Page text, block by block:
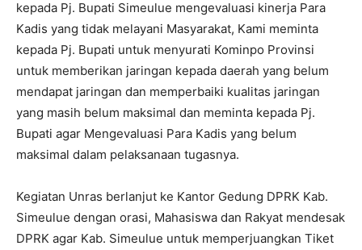
kepada Pj. Bupati Simeulue mengevaluasi kinerja Para
Kadis yang tidak melayani Masyarakat, Kami meminta
kepada Pj. Bupati untuk menyurati Kominpo Provinsi
untuk memberikan jaringan kepada daerah yang belum
mendapat jaringan dan memperbaiki kualitas jaringan
yang masih belum maksimal dan meminta kepada Pj.
Bupati agar Mengevaluasi Para Kadis yang belum
maksimal dalam pelaksanaan tugasnya.
Kegiatan Unras berlanjut ke Kantor Gedung DPRK Kab.
Simeulue dengan orasi, Mahasiswa dan Rakyat mendesak
DPRK agar Kab. Simeulue untuk memperjuangkan Tiket